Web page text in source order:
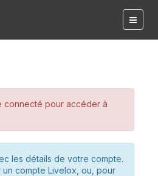
connecté pour accéder à
les détails de votre compte.
compte Livelox, ou, pour